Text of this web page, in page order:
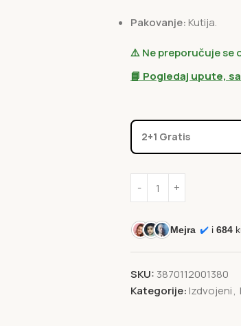
Pakovanje: Kutija.
⚠️ Ne preporučuje se
📘 Pogledaj upute,
2+1 Gratis
Mejra ✔️ i 684
SKU: 3870112001380
Kategorije: Izdvojeni,